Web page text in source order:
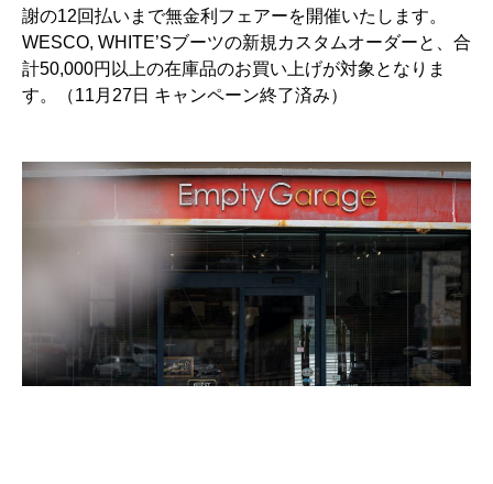
謝の12回払いまで無金利フェアーを開催いたします。
WESCO, WHITE’Sブーツの新規カスタムオーダーと、合
計50,000円以上の在庫品のお買い上げが対象となりま
す。（11月27日 キャンペーン終了済み）